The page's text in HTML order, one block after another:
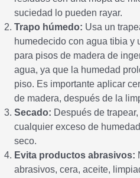
suciedad lo pueden rayar.
Trapo húmedo: Usa un
humedecido con agua tibia y
para pisos de madera de
agua, ya que la humedad
piso. Es importante aplicar
de madera, después de la
Secado: Después de
cualquier exceso de
seco.
Evita productos abrasivos:
abrasivos, cera, aceite,